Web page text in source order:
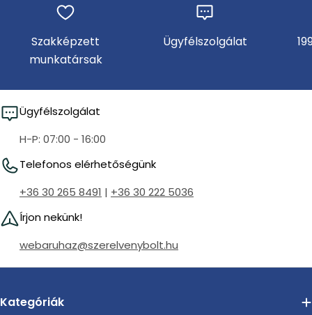
Szakképzett
munkatársak
Ügyfélszolgálat
Ügyfélszolgálat
H-P: 07:00 - 16:00
Telefonos elérhetőségünk
+36 30 265 8491 | +36 30 222 5036
Írjon nekünk!
webaruhaz@szerelvenybolt.hu
Kategóriák